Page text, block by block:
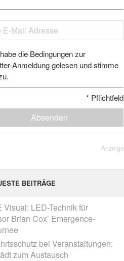
die Bedingungen zur
Anmeldung gelesen und stimme
* Pflichtfeld
Absenden
Anzeige
BEITRÄGE
Visual: LED-Technik für
Brian Cox’ Emergence-
bei Veranstaltungen:
zum Austausch